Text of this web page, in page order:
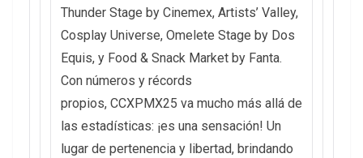
Thunder Stage by Cinemex, Artists’ Valley,
Cosplay Universe, Omelete Stage by Dos
Equis, y Food & Snack Market by Fanta.
Con números y récords
propios, CCXPMX25 va mucho más allá de
las estadísticas: ¡es una sensación! Un
lugar de pertenencia y libertad, brindando